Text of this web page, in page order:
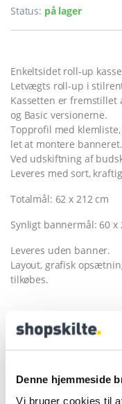
Denne hjemmeside
Vi bruger cookies til
Status: på lager
Enkeltsidet roll-up
Letvægts roll-up i
Kassetten er
og Basic versionerne.
Topprofil med
let at montere banneret.
Ved udskiftning af
Leveres med sort,
Totalmål: 62 x 212 cm
Synligt bannermål: 60 x
Leveres uden banner.
Layout, grafisk
tilkøbes.
Køb 10 og spar 2%
Ved større antal indhent
DKK
Inkl. momsDKK198.75